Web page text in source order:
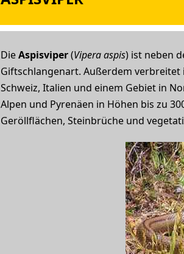
DieAspisviper(Vipera aspis) ist neben
Giftschlangenart. Außerdem verbreitet
Schweiz, Italien und einem Gebiet in
Alpen und Pyrenäen in Höhen bis zu
Geröllflächen, Steinbrüche und